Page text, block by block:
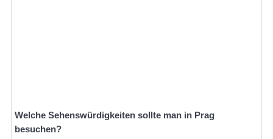
Welche Sehenswürdigkeiten sollte man in Prag
besuchen?